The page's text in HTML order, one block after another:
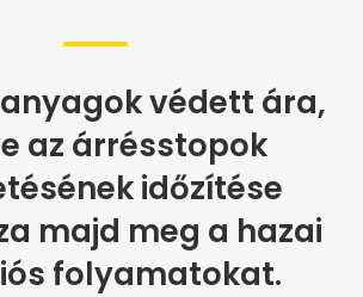
védett ára,
az árrésstopok
időzítése
majd meg a hazai
folyamatokat.